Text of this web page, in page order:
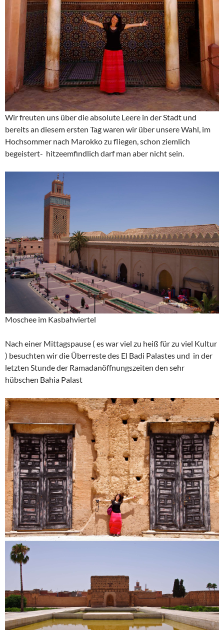
Wir freuten uns über die absolute Leere in der Stadt und
bereits an diesem ersten Tag waren wir über unsere Wahl, im
Hochsommer nach Marokko zu fliegen, schon ziemlich
begeistert- hitzeemfindlich darf man aber nicht sein.
Moschee im Kasbahviertel
Nach einer Mittagspause ( es war viel zu heiß für zu viel Kultur
) besuchten wir die Überreste des El Badi Palastes und in der
letzten Stunde der Ramadanöffnungszeiten den sehr
hübschen Bahia Palast